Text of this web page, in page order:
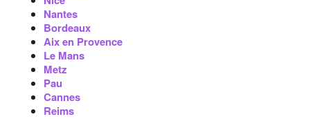
Nantes
Bordeaux
Aix en Provence
Le Mans
Metz
Pau
Cannes
Reims